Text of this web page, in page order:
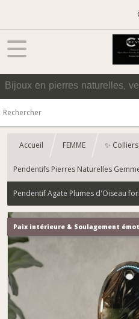
Accueil FEMME ✨
Pendentifs Pierres Naturelles
Pendentif Agate Plumes d'Oiseau
Paix intérieure & Soulagement